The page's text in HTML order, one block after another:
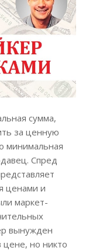
сумма,
за ценную
минимальная
Спред
ценами и
маркет-
вынужден
цене, но никто